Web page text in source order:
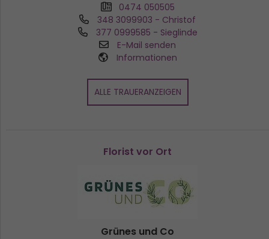
0474 050505
348 3099903 - Christof
377 0999585 - Sieglinde
E-Mail senden
Informationen
ALLE TRAUERANZEIGEN
Florist vor Ort
Grünes und Co